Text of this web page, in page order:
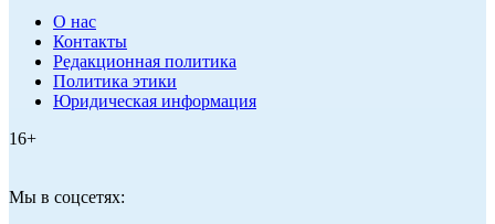
О нас
Контакты
Редакционная политика
Политика этики
Юридическая информация
16+
Мы в соцсетях: